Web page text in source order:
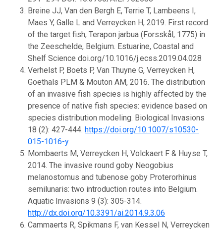
Breine JJ, Van den Bergh E, Terrie T, Lambeens I,
Maes Y, Galle L and Verreycken H, 2019. First record
of the target fish, Terapon jarbua (Forsskål, 1775) in
the Zeeschelde, Belgium. Estuarine, Coastal and
Shelf Science doi.org/10.1016/j.ecss.2019.04.028
Verhelst P, Boets P, Van Thuyne G, Verreycken H,
Goethals PLM & Mouton AM, 2016. The distribution
of an invasive fish species is highly affected by the
presence of native fish species: evidence based on
species distribution modeling. Biological Invasions
18 (2): 427-444. https://doi.org/10.1007/s10530-
015-1016-y
Mombaerts M, Verreycken H, Volckaert F & Huyse T,
2014. The invasive round goby Neogobius
melanostomus and tubenose goby Proterorhinus
semilunaris: two introduction routes into Belgium.
Aquatic Invasions 9 (3): 305-314.
http://dx.doi.org/10.3391/ai.2014.9.3.06
Cammaerts R, Spikmans F, van Kessel N, Verreycken